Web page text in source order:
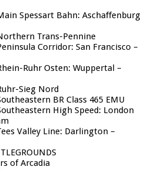
Spessart Bahn: Aschaffenburg
Trans-Pennine
Corridor: San Francisco –
Ruhr Osten: Wuppertal –
Sieg Nord
BR Class 465 EMU
High Speed: London
Valley Line: Darlington –
of Arcadia